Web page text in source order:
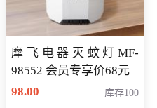
摩飞电器灭蚊灯MF-
98552 会员专享价68元
98.00
库存100